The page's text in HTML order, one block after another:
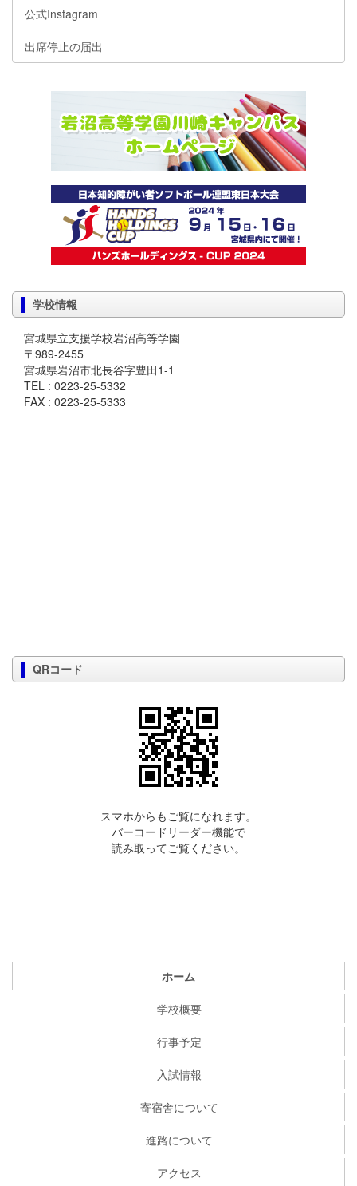
公式Instagram
出席停止の届出
学校情報
宮城県立支援学校岩沼高等学園
〒989-2455
宮城県岩沼市北長谷字豊田1-1
TEL : 0223-25-5332
FAX : 0223-25-5333
QRコード
スマホからもご覧になれます。
バーコードリーダー機能で
読み取ってご覧ください。
ホーム
学校概要
行事予定
入試情報
寄宿舎について
進路について
アクセス